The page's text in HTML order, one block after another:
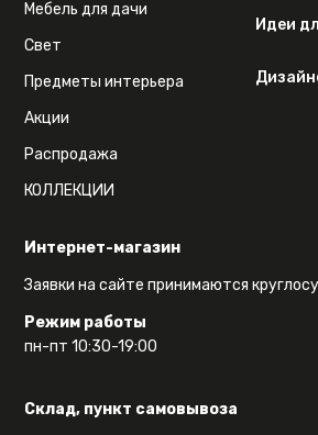
Интернет-магазин
Заявки на сайте принимаются
Режим работы
пн-пт 10:30-19:00
Склад, пункт самовывоза
Мебель для дачи
Свет
Предметы интерьера
Акции
Распродажа
КОЛЛЕКЦИИ
Идеи